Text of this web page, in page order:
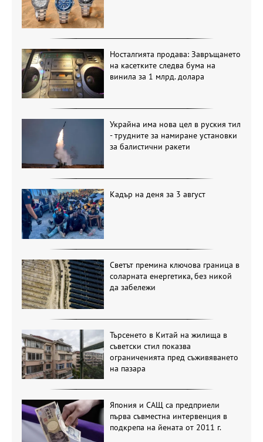
Носталгията продава: Завръщането
на касетките следва бума на
винила за 1 млрд. долара
Украйна има нова цел в руския тил
- трудните за намиране установки
за балистични ракети
Кадър на деня за 3 август
Светът премина ключова граница в
соларната енергетика, без никой
да забележи
Търсенето в Китай на жилища в
съветски стил показва
ограниченията пред съживяването
на пазара
Япония и САЩ са предприели
първа съвместна интервенция в
подкрепа на йената от 2011 г.